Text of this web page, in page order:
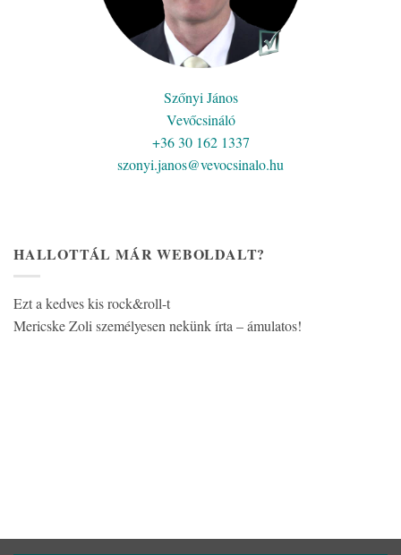
Szőnyi János
Vevőcsináló
+36 30 162 1337
szonyi.janos@vevocsinalo.hu
HALLOTTÁL MÁR WEBOLDALT?
Ezt a kedves kis rock&roll-t
Mericske Zoli személyesen nekünk írta – ámulatos!